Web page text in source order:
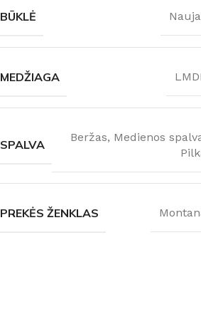
BŪKLĖ
MEDŽIAGA
SPALVA
Beržas, Medienos
PREKĖS ŽENKLAS